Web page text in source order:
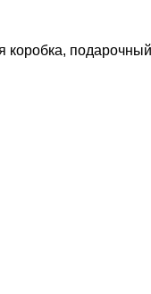
подарочный